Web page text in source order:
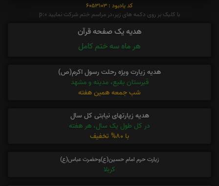
کد یادبود : 6053103
با کلیک بر روی دکمه های زیر،در مراسم ختم شرکت نمایید p:0
هدیه یک صفحه قرآن
هر ماه سه ختم کامل
هدیه زیارت ویژه رحلت رسول اکرم(ص)
قبرستان بقیع، مدینه و مشهد
شب جمعه همین هفته
هدیه زیارتهای نیابتی کل سال
در کل طول یک سال، هر هفته
با 80% تخفیف
زیارت حرم امام حسین(ع)وحضرت عباس(ع)
کربلا